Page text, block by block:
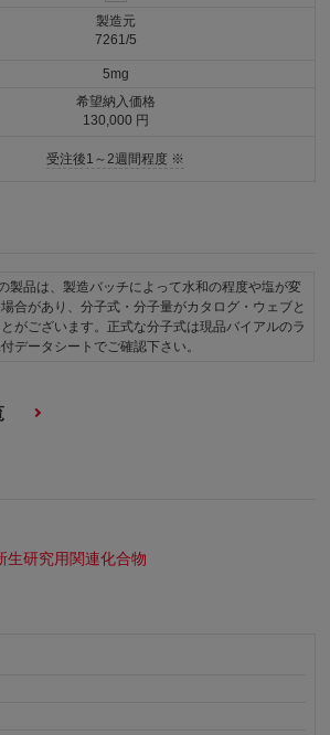
製造元
7261/5
5mg
希望納入価格
130,000 円
受注後1～2週間程度 ※
製品は、製造バッチによって水和の程度や塩が変
合があり、分子式・分子量がカタログ・ウェブと
がございます。正式な分子式は現品バイアルのラ
データシートでご確認下さい。
生研究用関連化合物